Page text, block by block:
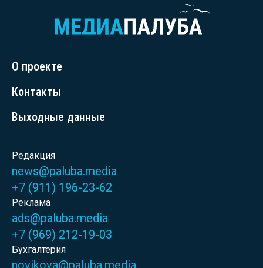
О проекте
Контакты
Выходные данные
Редакция
news@paluba.media
+7 (911) 196-23-62
Реклама
ads@paluba.media
+7 (969) 212-19-03
Бухгалтерия
novikova@paluba.media